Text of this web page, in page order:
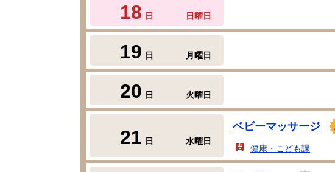
18 日 日曜日
19 日 月曜日
20 日 火曜日
21 日 水曜日
ベビーマッサージ
健康・こども課